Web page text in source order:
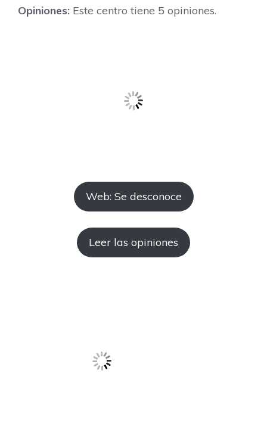
Opiniones: Este centro tiene 5 opiniones.
Web: Se desconoce
Leer las opiniones